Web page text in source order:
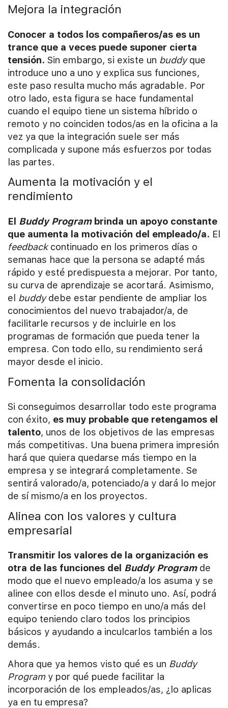
Mejora la integración
Conocer a todos los compañeros/as es un
trance que a veces puede suponer cierta
tensión. Sin embargo, si existe un buddyque
introduce uno a uno y explica sus funciones,
este paso resulta mucho más agradable. Por
otro lado, esta figura se hace fundamental
cuando el equipo tiene un sistema híbrido o
remoto y no coinciden todos/as en la oficina a la
vez ya que la integración suele ser más
complicada y supone más esfuerzos por todas
las partes.
Aumenta la motivación y el
rendimiento
El Buddy Programbrinda un apoyo constante
que aumenta la motivación del empleado/a. El
feedbackcontinuado en los primeros días o
semanas hace que la persona se adapté más
rápido y esté predispuesta a mejorar. Por tanto,
su curva de aprendizaje se acortará. Asimismo,
el buddydebe estar pendiente de ampliar los
conocimientos del nuevo trabajador/a, de
facilitarle recursos y de incluirle en los
programas de formación que pueda tener la
empresa. Con todo ello, su rendimiento será
mayor desde el inicio.
Fomenta la consolidación
Si conseguimos desarrollar todo este programa
con éxito, es muy probable que retengamos el
talento, unos de los objetivos de las empresas
más competitivas. Una buena primera impresión
hará que quiera quedarse más tiempo en la
empresa y se integrará completamente. Se
sentirá valorado/a, potenciado/a y dará lo mejor
de sí mismo/a en los proyectos.
Alinea con los valores y cultura
empresarial
Transmitir los valores de la organización es
otra de las funciones del Buddy Programde
modo que el nuevo empleado/a los asuma y se
alinee con ellos desde el minuto uno. Así, podrá
convertirse en poco tiempo en uno/a más del
equipo teniendo claro todos los principios
básicos y ayudando a inculcarlos también a los
demás.
Ahora que ya hemos visto qué es un Buddy
Programy por qué puede facilitar la
incorporación de los empleados/as, ¿lo aplicas
ya en tu empresa?